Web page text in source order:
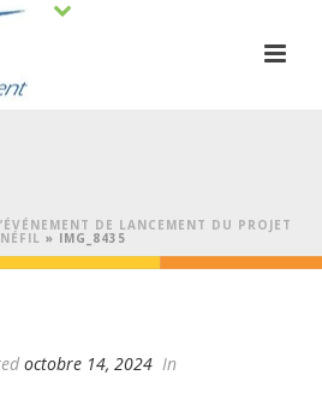
DE LANCEMENT DU PROJET
» IMG_8435
octobre 14, 2024 In